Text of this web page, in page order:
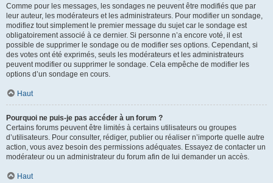
Comme pour les messages, les sondages ne peuvent être modifiés que par
leur auteur, les modérateurs et les administrateurs. Pour modifier un sondage,
modifiez tout simplement le premier message du sujet car le sondage est
obligatoirement associé à ce dernier. Si personne n’a encore voté, il est
possible de supprimer le sondage ou de modifier ses options. Cependant, si
des votes ont été exprimés, seuls les modérateurs et les administrateurs
peuvent modifier ou supprimer le sondage. Cela empêche de modifier les
options d’un sondage en cours.
Haut
Pourquoi ne puis-je pas accéder à un forum ?
Certains forums peuvent être limités à certains utilisateurs ou groupes
d’utilisateurs. Pour consulter, rédiger, publier ou réaliser n’importe quelle autre
action, vous avez besoin des permissions adéquates. Essayez de contacter un
modérateur ou un administrateur du forum afin de lui demander un accès.
Haut